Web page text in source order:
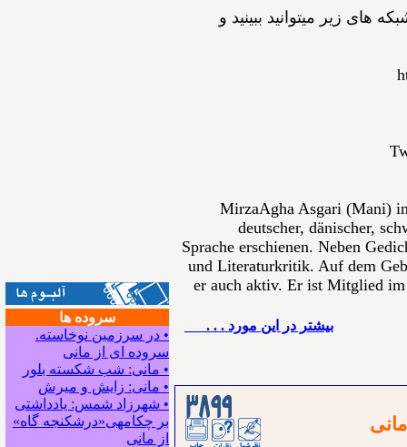
سروده ها
• در سرزمین نوخاسته.
سروده ای از مانی
• مانی: شب شکسته بلور
• مانی: زایش و میرش
• شهرزاد شمس: یادداشتی
بر چکامه‍ی«درشکنجه گاه»
از مانی
های زیر میتوانید ببینید و
MirzaAgha Asgari (Mani)
deutscher, dänischer,
Sprache erschienen. Neben
und Literaturkritik. Auf dem
er auch aktiv. Er ist Mitglied
بيشتر در این مورد . . .